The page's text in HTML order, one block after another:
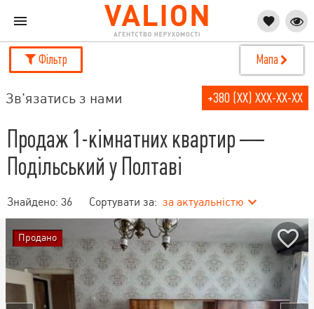
Фільтр Мапа
Зв'язатись з нами +380 (XX) XXX-XX-XX
Продаж 1-кімнатних квартир —
Подільський у Полтаві
Знайдено: 36 Сортувати за: за актуальністю
Продано